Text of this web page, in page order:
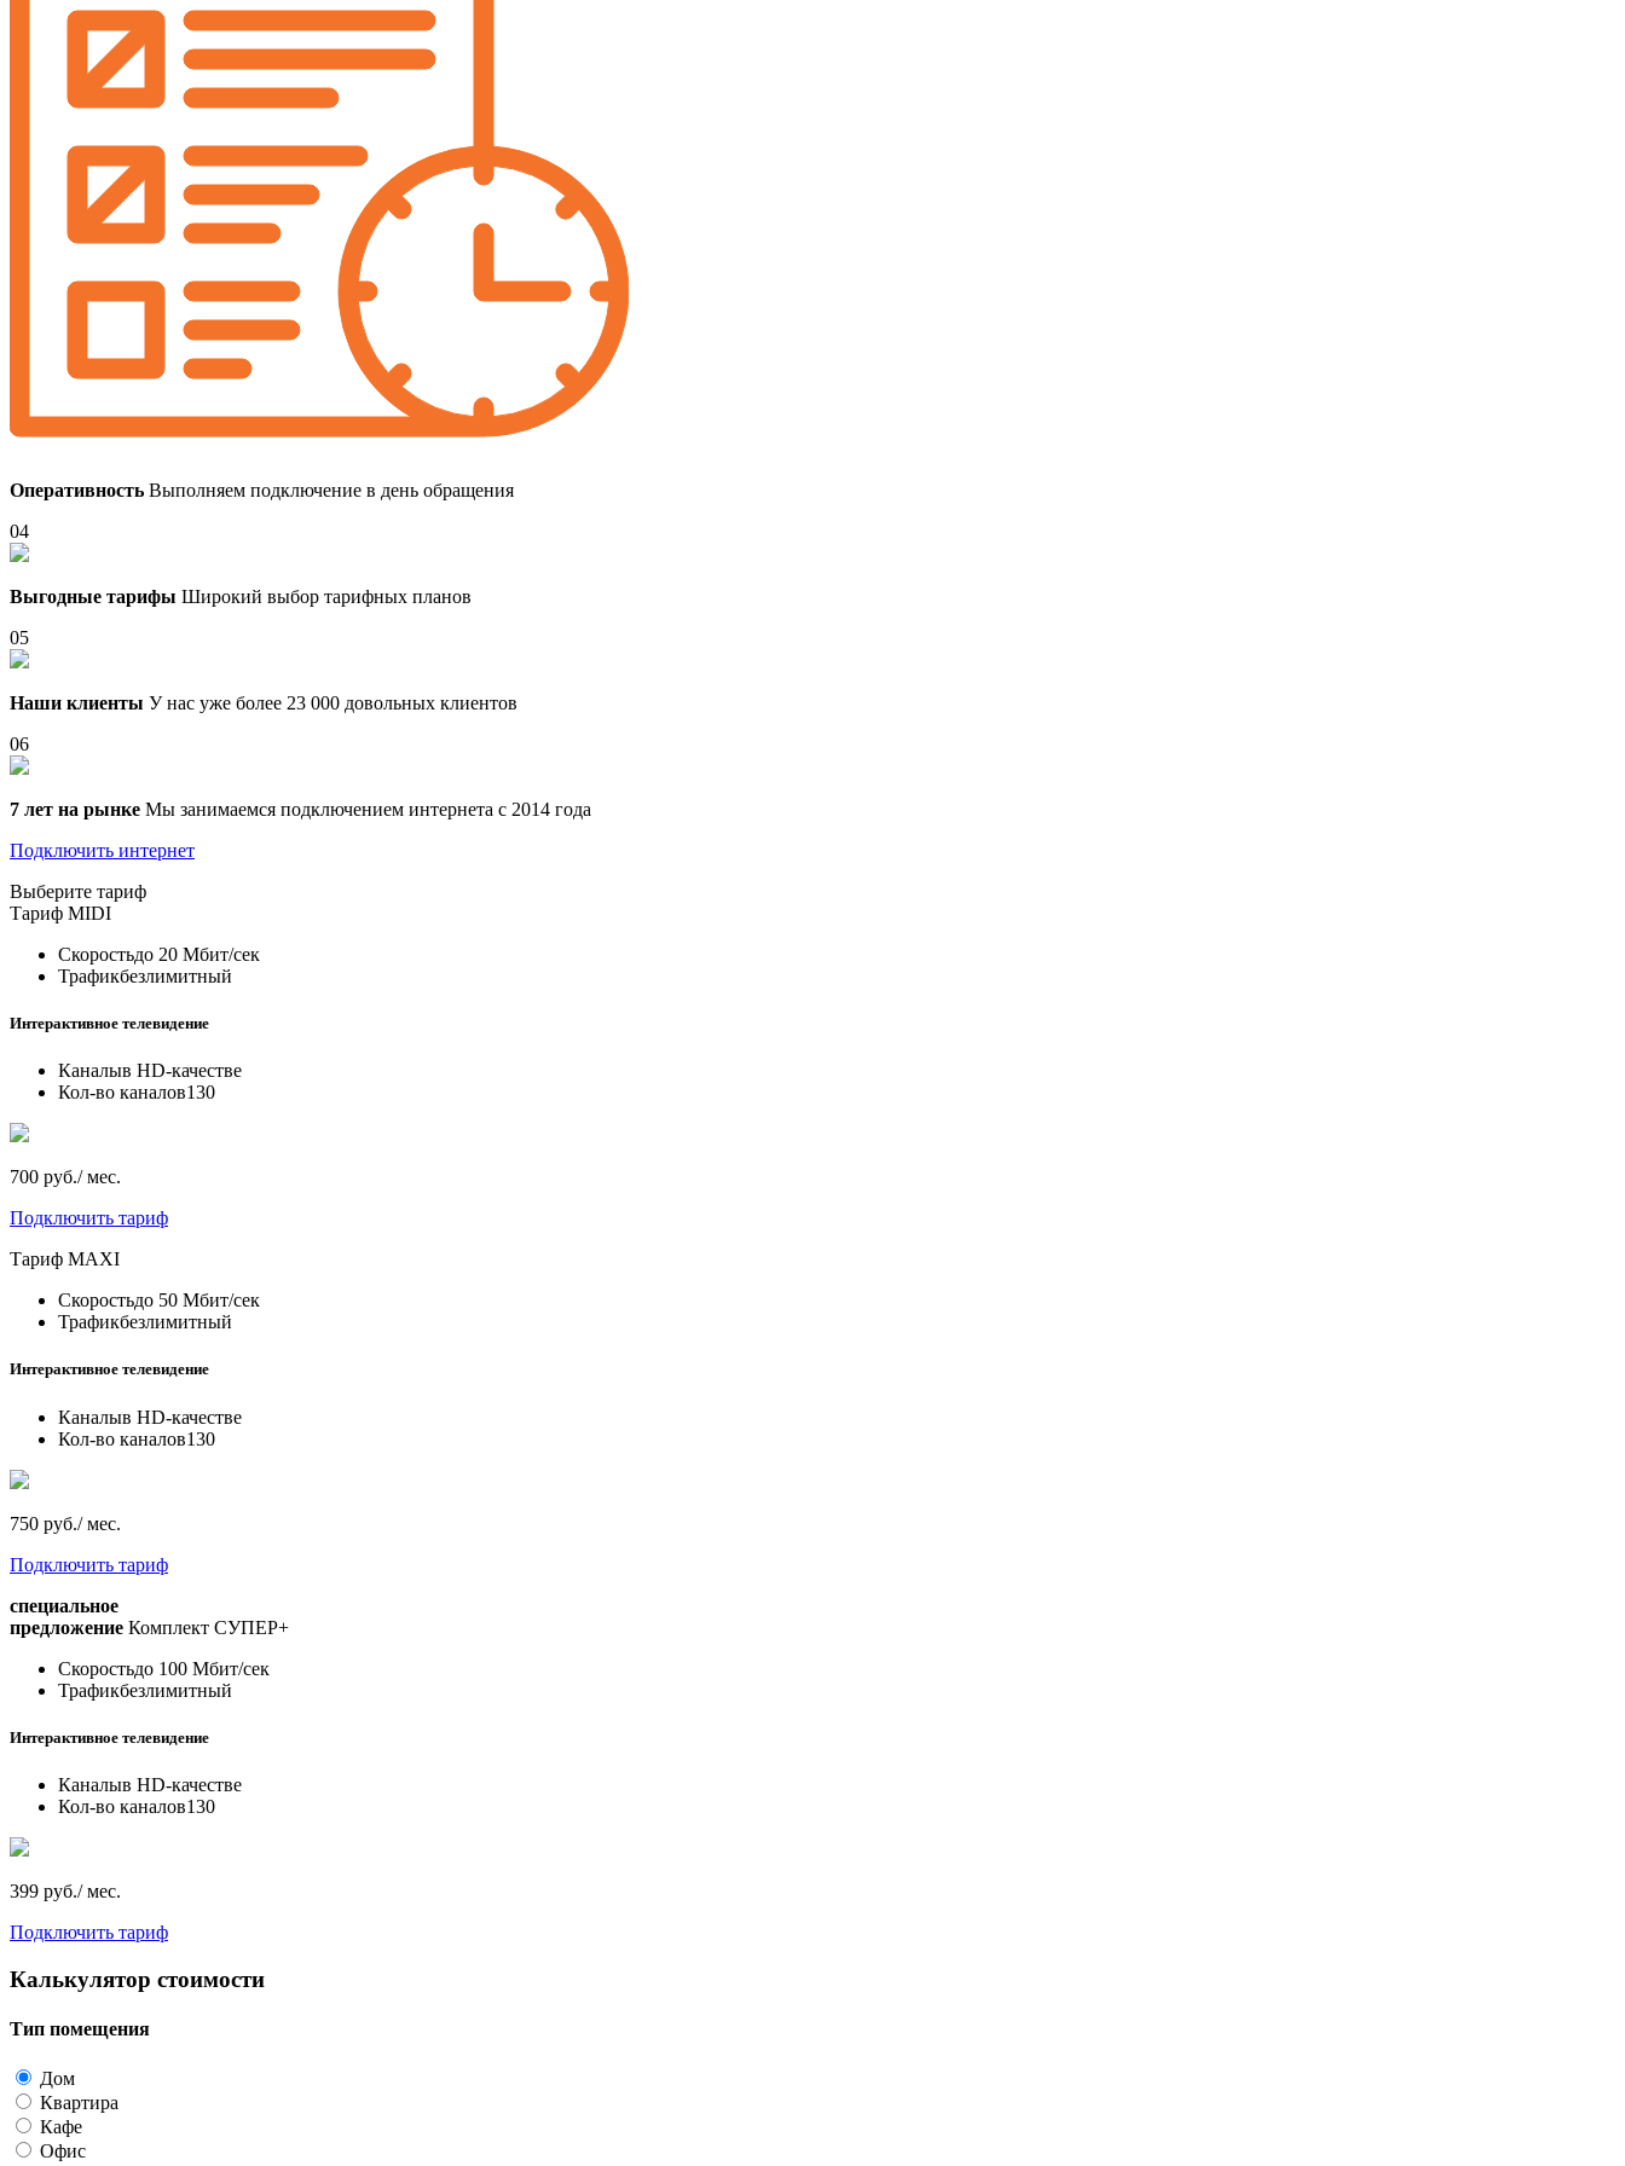
Оперативность Выполняем подключение в день обращения
04
Выгодные тарифы Широкий выбор тарифных планов
05
Наши клиенты У нас уже более 23 000 довольных клиентов
06
7 лет на рынке Мы занимаемся подключением интернета с 2014 года
Подключить интернет
Выберите тариф
Тариф MIDI
Скоростьдо 20 Мбит/сек
Трафикбезлимитный
Интерактивное телевидение
Каналыв HD-качестве
Кол-во каналов130
700 руб./ мес.
Подключить тариф
Тариф MAXI
Скоростьдо 50 Мбит/сек
Трафикбезлимитный
Интерактивное телевидение
Каналыв HD-качестве
Кол-во каналов130
750 руб./ мес.
Подключить тариф
специальное
предложение Комплект СУПЕР+
Скоростьдо 100 Мбит/сек
Трафикбезлимитный
Интерактивное телевидение
Каналыв HD-качестве
Кол-во каналов130
399 руб./ мес.
Подключить тариф
Калькулятор стоимости
Тип помещения
Дом
Квартира
Кафе
Офис